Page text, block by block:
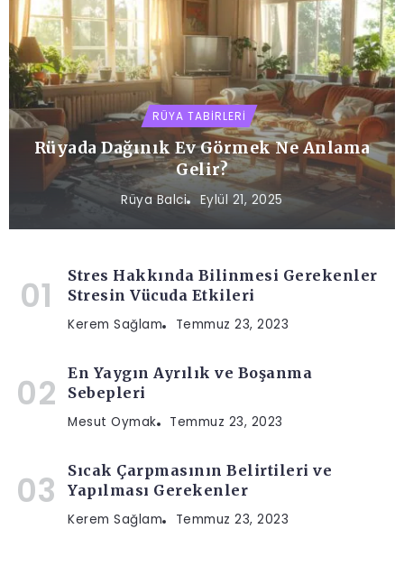
RÜYA TABIRLERI
Rüyada Dağınık Ev Görmek Ne Anlama
Gelir?
Rüya Balci Eylül 21, 2025
Stres Hakkında Bilinmesi Gerekenler
Stresin Vücuda Etkileri
Kerem Sağlam Temmuz 23, 2023
En Yaygın Ayrılık ve Boşanma
Sebepleri
Mesut Oymak Temmuz 23, 2023
Sıcak Çarpmasının Belirtileri ve
Yapılması Gerekenler
Kerem Sağlam Temmuz 23, 2023